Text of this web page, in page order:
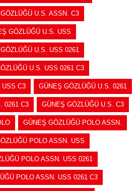
U.S. ASSN. C3
GÖZLÜĞÜ U.S. USS
U.S. USS 0261
U.S. USS 0261 C3
USS C3 GÜNEŞ GÖZLÜĞÜ U.S. 0261
0261 C3 GÜNEŞ GÖZLÜĞÜ U.S. C3
GÜNEŞ GÖZLÜĞÜ POLO ASSN.
POLO ASSN. USS
POLO ASSN. USS 0261
POLO ASSN. USS 0261 C3